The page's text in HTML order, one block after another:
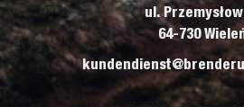
ul.
64-730